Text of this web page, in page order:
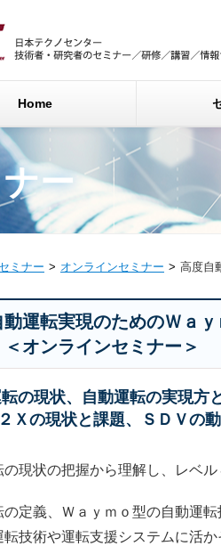
Home
ー
セミナー オンラインセミナー 高度自
動運転実現のためのＷａ
オンラインセミナー＞
の現状、自動運転の実現方
Ｘの現状と課題、ＳＤＶの
の現状の把握から理解し、レベ
の定義、Ｗａｙｍｏ型の自動運
転技術や運転支援システムに活か